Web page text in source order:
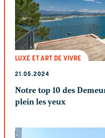
LUXE ET ART DE VIVRE
21.05.2024
Notre top 10 des
plein les yeux